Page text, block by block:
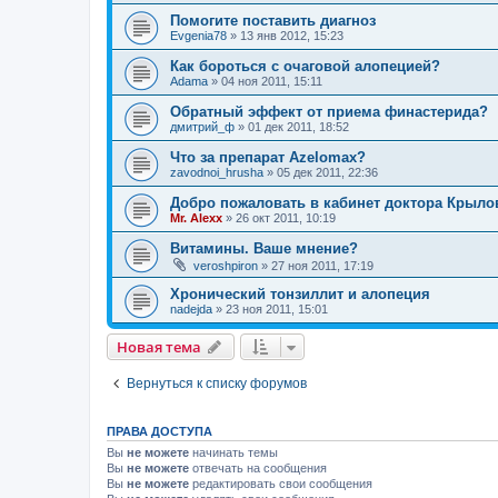
Помогите поставить диагноз
Evgenia78 » 13 янв 2012, 15:23
Как бороться с очаговой алопецией?
Adama » 04 ноя 2011, 15:11
Обратный эффект от приема финастерида?
дмитрий_ф » 01 дек 2011, 18:52
Что за препарат Azelomax?
zavodnoi_hrusha » 05 дек 2011, 22:36
Добро пожаловать в кабинет доктора
Mr. Alexx » 26 окт 2011, 10:19
Витамины. Ваше мнение?
veroshpiron » 27 ноя 2011, 17:19
Хронический тонзиллит и алопеция
nadejda » 23 ноя 2011, 15:01
Новая тема
Вернуться к списку форумов
ПРАВА ДОСТУПА
Вы не можете начинать темы
Вы не можете отвечать на сообщения
Вы не можете редактировать свои сообщения